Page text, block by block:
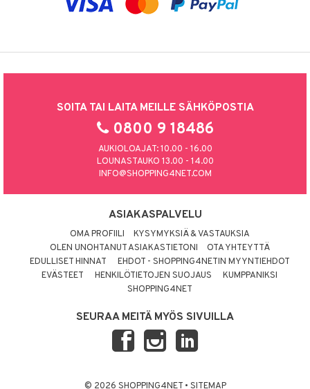
SOITA TAI LAITA MEILLE SÄHKÖPOSTIA
0800 9 18486
AUKIOLOAJAT: 10.00 - 16.00
LOUNASTAUKO 13.00 - 14.00
INFO@SHOPPING4NET.COM
ASIAKASPALVELU
OMA PROFIILI
KYSYMYKSIÄ & VASTAUKSIA
OLEN UNOHTANUT ASIAKASTIETONI
OTA YHTEYTTÄ
EDULLISET HINNAT
EHDOT - SHOPPING4NETIN MYYNTIEHDOT
EVÄSTEET
HENKILÖTIETOJEN SUOJAUS
KUMPPANIKSI
SHOPPING4NET
SEURAA MEITÄ MYÖS SIVUILLA
© 2026 SHOPPING4NET • SITEMAP